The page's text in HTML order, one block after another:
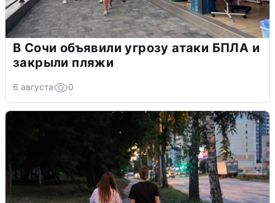
В Сочи объявили угрозу атаки БПЛА и
закрыли пляжи
6 августа 0